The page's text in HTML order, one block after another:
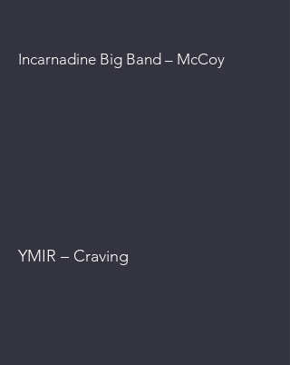
Incarnadine Big Band – McCoy
YMIR – Craving